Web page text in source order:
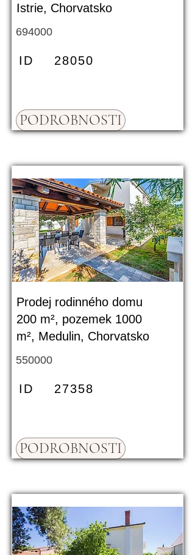
Istrie, Chorvatsko
694000
ID 28050
PODROBNOSTI
Prodej rodinného domu
200 m², pozemek 1000
m², Medulin, Chorvatsko
550000
ID 27358
PODROBNOSTI